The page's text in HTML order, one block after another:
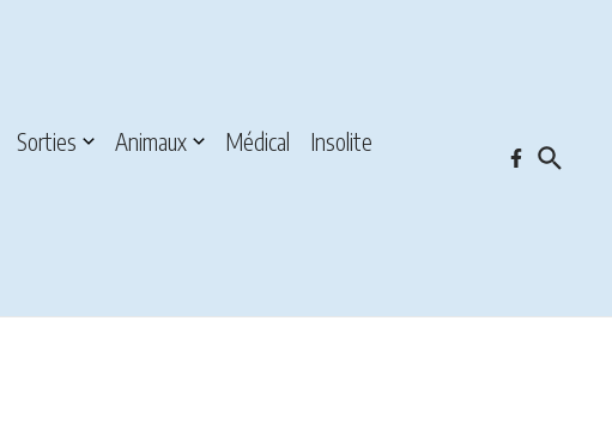
Sorties Animaux Médical
Insolite